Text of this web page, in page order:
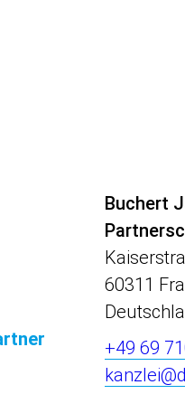
Buchert
60311
+49 69